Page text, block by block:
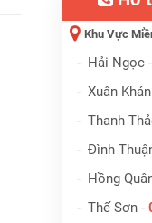
Khu Vực
- Hải Ngọc -
- Xuân
- Thanh
- Đình
- Hồng
- Thế Sơn -